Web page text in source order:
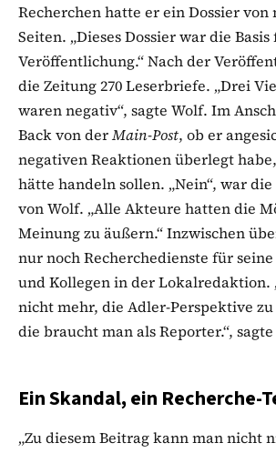
Recherchen hatte er ein Dossier von
Seiten. „Dieses Dossier war die
Veröffentlichung.“ Nach der
die Zeitung 270 Leserbriefe. „Drei
waren negativ“, sagte Wolf. Im
Back von derMain-Post, ob er
negativen Reaktionen überlegt
hätte handeln sollen. „Nein“, war
von Wolf. „Alle Akteure hatten die
Meinung zu äußern.“ Inzwischen
nur noch Recherchedienste für
und Kollegen in der Lokalredaktion.
nicht mehr, die Adler-Perspektive
die braucht man als Reporter.“,
Ein Skandal, ein Recherche-
„Zu diesem Beitrag kann man nicht